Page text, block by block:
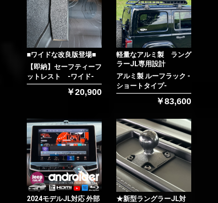
お買い物を続ける
カートへ進む
■ワイドな改良版登場■
【即納】セーフティーフ
ットレスト -ワイド-
￥20,900
軽量なアルミ製 ラング
ラーJL専用設計
アルミ製 ルーフラック -
ショートタイプ-
￥83,600
2024モデルJL対応 外部
★新型ラングラーJL対